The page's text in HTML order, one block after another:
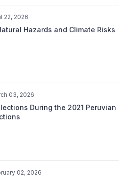
22, 2026
Hazards and Climate Risks
03, 2026
During the 2021 Peruvian
02, 2026